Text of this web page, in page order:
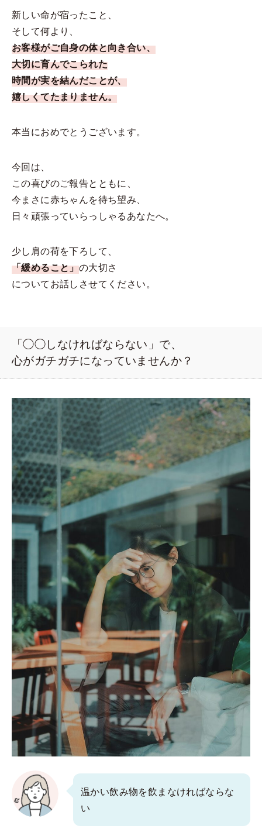
新しい命が宿ったこと、
そして何より、
お客様がご自身の体と向き合い、
大切に育んでこられた
時間が実を結んだことが、
嬉しくてたまりません。
本当におめでとうございます。
今回は、
この喜びのご報告とともに、
今まさに赤ちゃんを待ち望み、
日々頑張っていらっしゃるあなたへ。
少し肩の荷を下ろして、
「緩めること」の大切さ
についてお話しさせてください。
「◯◯しなければならない」で、
心がガチガチになっていませんか？
温かい飲み物を飲まなければならな
い